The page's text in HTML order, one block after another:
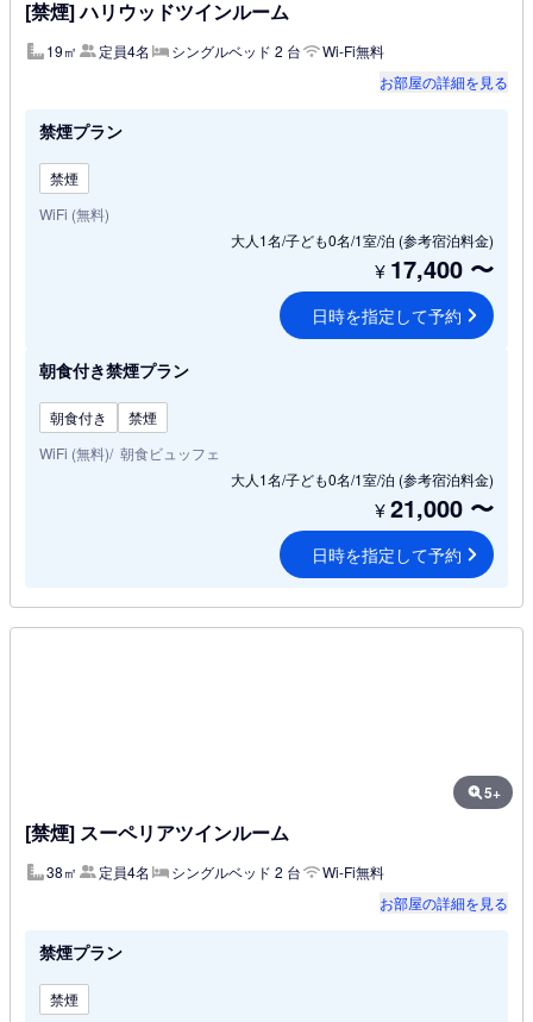
[禁煙] ハリウッドツインルーム
19㎡ 定員4名 シングルベッド 2 台
Wi-Fi無料
お部屋の詳細を見る
禁煙プラン
禁煙
WiFi (無料)
大人1名/子ども0名/1室/泊 (参考宿泊料金)
¥ 17,400 〜
日時を指定して予約
朝食付き禁煙プラン
朝食付き
禁煙
WiFi (無料) 朝食ビュッフェ
大人1名/子ども0名/1室/泊 (参考宿泊料金)
¥21,000 〜
日時を指定して予約
5+
[禁煙] スーペリアツインルーム
38㎡ 定員4名 シングルベッド 2 台
Wi-Fi無料
お部屋の詳細を見る
禁煙プラン
禁煙